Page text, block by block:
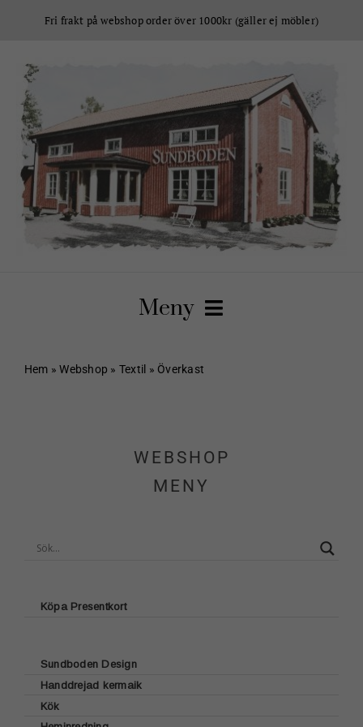
Fri frakt på webshop order över 1000kr (gäller ej möbler)
Meny
Hem
Schakt & Svets
Kundvagn
Hem »Webshop » Textil » Överkast
WEBSHOP
MENY
Köpa Presentkort
Sundboden Design
Glasunderlägg
Brickor
Handdrejad kermaik
Kök